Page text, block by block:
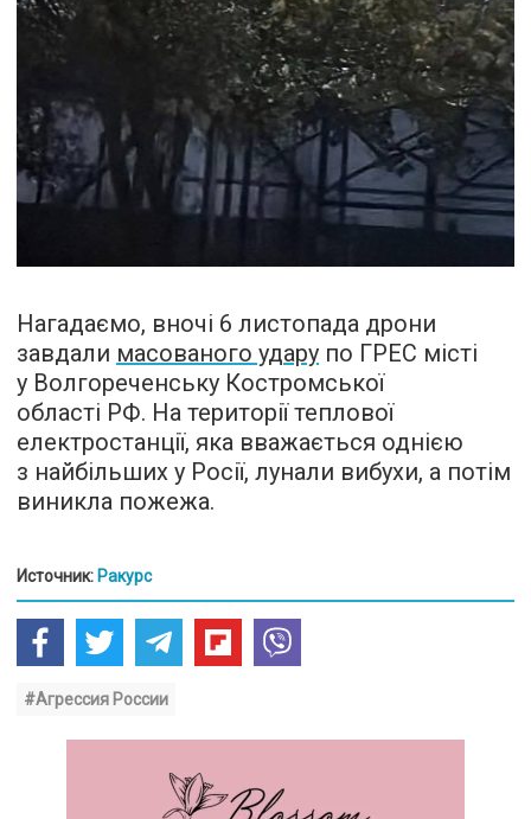
Нагадаємо, вночі 6 листопада дрони
завдали масованого удару по ГРЕС місті
у Волгореченську Костромської
області РФ. На території теплової
електростанції, яка вважається однією
з найбільших у Росії, лунали вибухи, а потім
виникла пожежа.
Источник: Ракурс
#Агрессия России